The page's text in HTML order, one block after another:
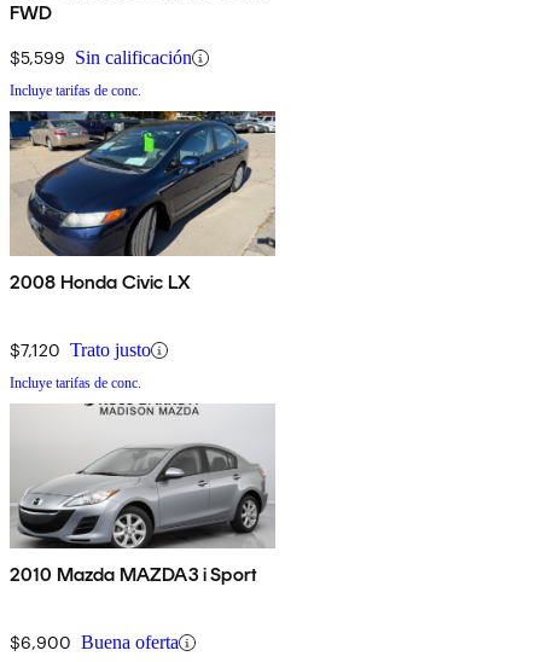
FWD
$5,599 Sin calificación
Incluye tarifas de conc.
2008 Honda Civic LX
$7,120 Trato justo
Incluye tarifas de conc.
2010 Mazda MAZDA3 i Sport
$6,900 Buena oferta